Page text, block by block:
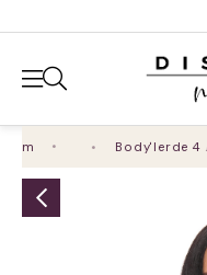
Body'lerde 4 Al